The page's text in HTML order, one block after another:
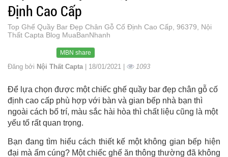
Định Cao Cấp
Top Ghế Quầy Bar Đẹp Chân Gỗ Cố Định Cao Cấp, 96379, Nội
Thất Capta Blog MuaBanNhanh
MBN share
Đăng bởi Nội Thất Capta | 18/01/2021 | 1093
Để lựa chọn được một chiếc ghế quầy bar đẹp chân gỗ cố
định cao cấp phù hợp với bàn và gian bếp nhà bạn thì
ngoài cách bố trí, màu sắc hài hòa thì chất liệu cũng là một
yếu tố rất quan trọng.
Bạn đang tìm hiểu cách thiết kế một không gian bếp hiện
đại mà ấm cúng? Một chiếc ghế ăn thông thường đã không